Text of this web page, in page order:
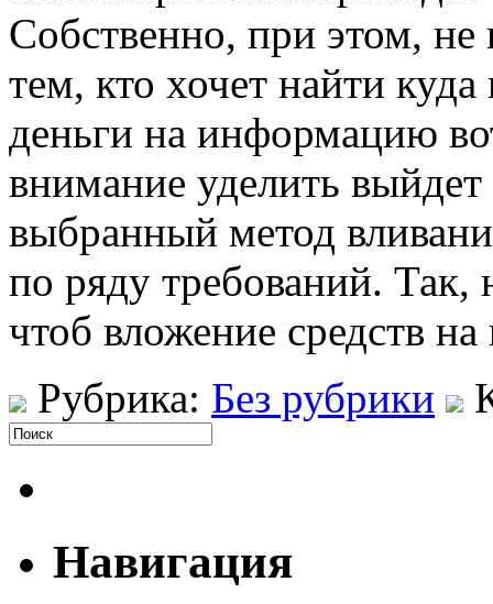
Собственно, при этом,
тем, кто хочет найти
деньги на информацию
внимание уделить
выбранный метод
по ряду требований. Так,
чтоб вложение средств
Рубрика: Без рубрики
Навигация